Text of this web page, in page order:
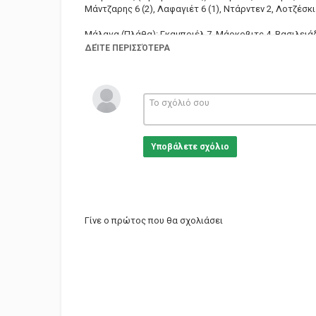
Μάντζαρης 6 (2), Λαφαγιέτ 6 (1), Ντάρντεν 2,
Μάλαγα (Πλάθα): Γκαμπριέλ 7, Μάρκοβιτς 4,
Κουζμίνσκας 3 (1), Στέφανσον 3 (1), Γκριν 8,
ΔΕΊΤΕ ΠΕΡΙΣΣΌΤΕΡΑ
Υποβάλετε σχόλιο
Γίνε ο πρώτος που θα σχολιάσει